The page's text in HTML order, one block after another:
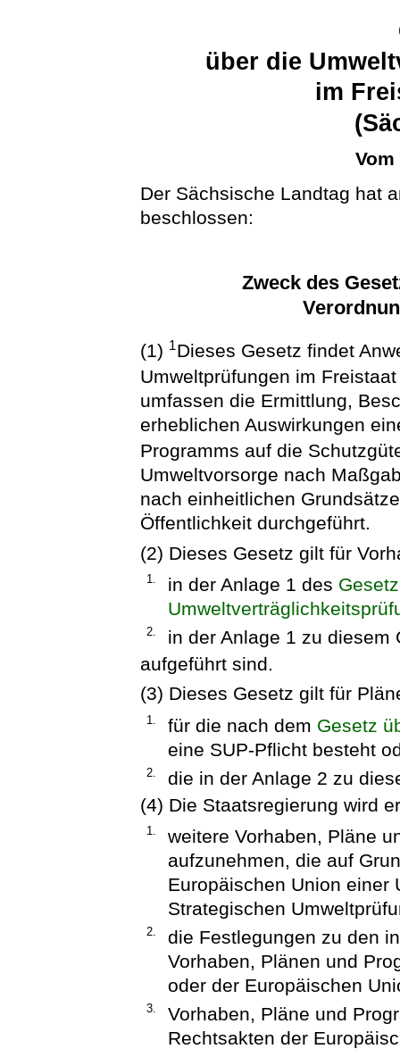
über die
im
Der Sächsische Landtag hat
beschlossen:
Zweck des
(1) 1Dieses Gesetz findet
Umweltprüfungen im
umfassen die Ermittlung,
erheblichen Auswirkungen
Programms auf die
Umweltvorsorge nach
nach einheitlichen
Öffentlichkeit durchgeführt.
(2) Dieses Gesetz gilt für
1. in der Anlage 1 des
2.
in der Anlage 1 zu diesem
aufgeführt sind.
(3) Dieses Gesetz gilt für
1. für die nach dem Gesetz
eine SUP-Pflicht besteht
2.
die in der Anlage 2 zu
(4) Die Staatsregierung wird
1.
weitere Vorhaben, Pläne
aufzunehmen, die auf
Europäischen Union einer
Strategischen
2.
die Festlegungen zu den
Vorhaben, Plänen und
oder der Europäischen
3.
Vorhaben, Pläne und
Rechtsakten der